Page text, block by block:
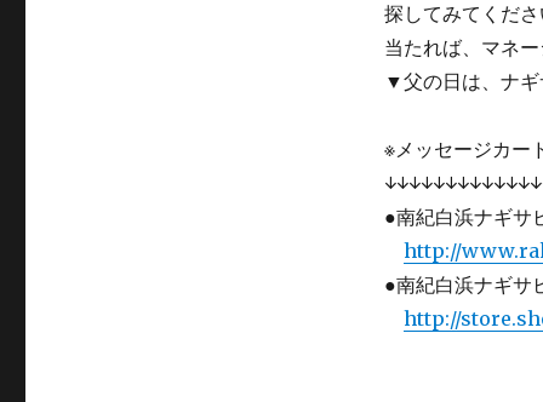
探してみてくださ
当たれば、マネ
▼父の日は、ナギ
※メッセージカー
●南紀白浜ナギサ
http://
●南紀白浜ナギ
http://